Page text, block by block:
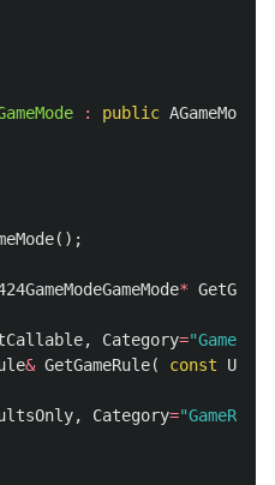
: public
();
*
, Category=
& GetGameRule( const
, Category="GameRule"